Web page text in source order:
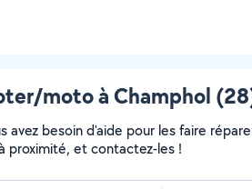
moto à Champhol
besoin d'aide pour les faire
proximité, et contactez-les !